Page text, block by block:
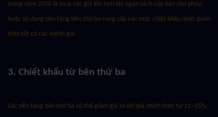
trong năm 2026 là mua các gói lớn hơn khi ngân sách của bạn cho phép,
hoặc sử dụng nền tảng bên thứ ba cung cấp các mức chiết khấu nhất quán
trên tất cả các mệnh giá.
3. Chiết khấu từ bên thứ ba
Các nền tảng bên thứ ba có thể giảm giá so với giá chính thức từ 11–25%,